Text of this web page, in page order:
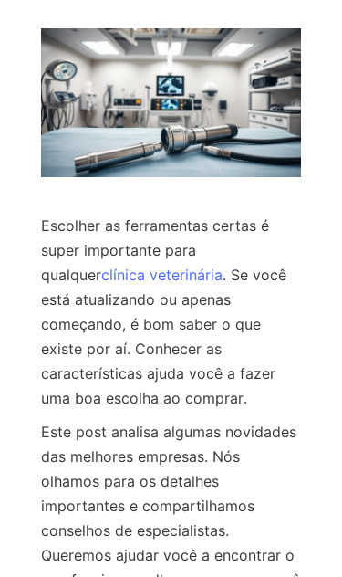
Escolher as ferramentas certas é
super importante para
qualquerclínica veterinária. Se você
está atualizando ou apenas
começando, é bom saber o que
existe por aí. Conhecer as
características ajuda você a fazer
uma boa escolha ao comprar.
Este post analisa algumas novidades
das melhores empresas. Nós
olhamos para os detalhes
importantes e compartilhamos
conselhos de especialistas.
Queremos ajudar você a encontrar o